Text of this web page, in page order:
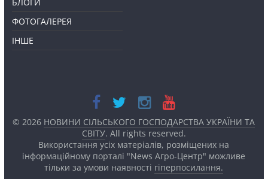
ФОТОГАЛЕРЕЯ
ІНШЕ
© 2026 НОВИНИ СІЛЬСЬКОГО ГОСПОДАРСТВА УКРАЇНИ ТА
СВІТУ. All rights reserved.
Використання усіх матеріалів, розміщених на
інформаційному порталі "News Агро-Центр" можливе
тільки за умови наявності гіперпосилання.